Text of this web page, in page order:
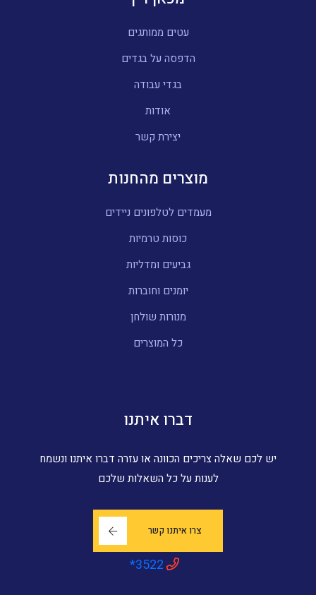
עטים ממותגים
הדפסה על בגדים
בגדי עבודה
אודות
יצירת קשר
מוצרים מהחנות
מעמדים לטלפונים ניידים
כוסות טרמיות
גביעים ומדליות
יומנים וחוברות
מנורות שולחן
כל המוצרים
דברו איתנו
יש לכם שאלה צריכים הכוונה או עזרה דברו איתנו ונשמח
לענות על כל השאלות שלכם
צרו איתנו קשר
*3522